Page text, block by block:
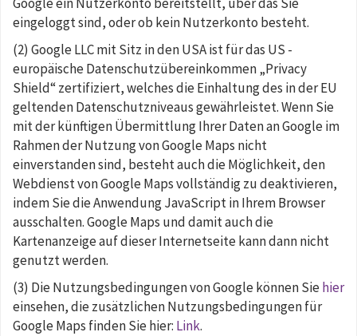
eingeloggt sind, oder ob kein Nutzerkonto besteht.
(2) Google LLC mit Sitz in den USA ist für das US -
europäische Datenschutzübereinkommen „Privacy
Shield“ zertifiziert, welches die Einhaltung des in der EU
geltenden Datenschutzniveaus gewährleistet. Wenn Sie
mit der künftigen Übermittlung Ihrer Daten an Google im
Rahmen der Nutzung von Google Maps nicht
einverstanden sind, besteht auch die Möglichkeit, den
Webdienst von Google Maps vollständig zu deaktivieren,
indem Sie die Anwendung JavaScript in Ihrem Browser
ausschalten. Google Maps und damit auch die
Kartenanzeige auf dieser Internetseite kann dann nicht
genutzt werden.
(3) Die Nutzungsbedingungen von Google können Siehier
einsehen, die zusätzlichen Nutzungsbedingungen für
Google Maps finden Sie hier: Link.